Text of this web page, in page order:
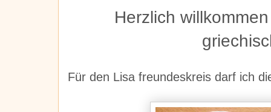
Herzlich
Für den Lisa freundeskreis darf ich